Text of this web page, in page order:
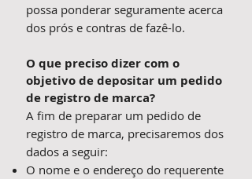
possa ponderar seguramente acerca
dos prós e contras de fazê-lo.
O que preciso dizer com o
objetivo de depositar um pedido
de registro de marca?
A fim de preparar um pedido de
registro de marca, precisaremos dos
dados a seguir:
O nome e o endereço do requerente